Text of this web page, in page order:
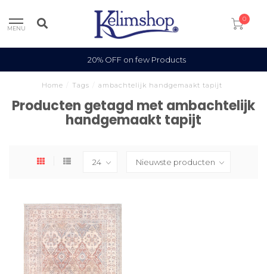
MENU
0
20% OFF on few Products
Home Tags ambachtelijk handgemaakt tapijt
Producten getagd met ambachtelijk
handgemaakt tapijt